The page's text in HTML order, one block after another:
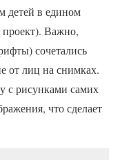
детей в едином
проект). Важно,
сочетались
от лиц на снимках.
с рисунками самих
что сделает